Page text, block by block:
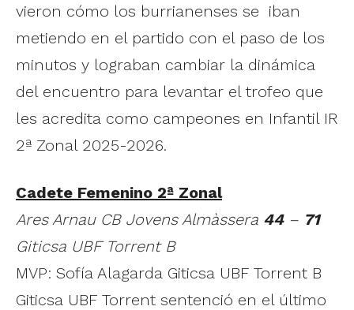
vieron cómo los burrianenses se iban
metiendo en el partido con el paso de los
minutos y lograban cambiar la dinámica
del encuentro para levantar el trofeo que
les acredita como campeones en Infantil IR
2ª Zonal 2025-2026.
Cadete Femenino 2ª Zonal
Ares Arnau CB Jovens Almàssera 44– 71
Giticsa UBF Torrent B
MVP: Sofía Alagarda Giticsa UBF Torrent B
Giticsa UBF Torrent sentenció en el último